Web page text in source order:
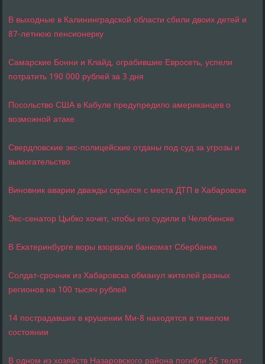
В выходные в Калининградской области сбили двоих детей и
87-летнюю пенсионерку
Самарские Бонни и Клайд, ограбившие Евросеть, успели
потратить 190 000 рублей за 3 дня
Посольство США в Кабуле предупредило американцев о
возможной атаке
Свердловские экс-полицейские отданы под суд за угрозы и
вымогательство
Виновник аварии дважды скрылся с места ДТП в Хабаровске
Экс-сенатор Цыбко хочет, чтобы его судили в Челябинске
В Екатеринбурге воры взорвали банкомат Сбербанка
Солдат-срочник из Хабаровска обманул жителей разных
регионов на 100 тысяч рублей
14 пострадавших в крушении Ми-8 находятся в тяжелом
состоянии